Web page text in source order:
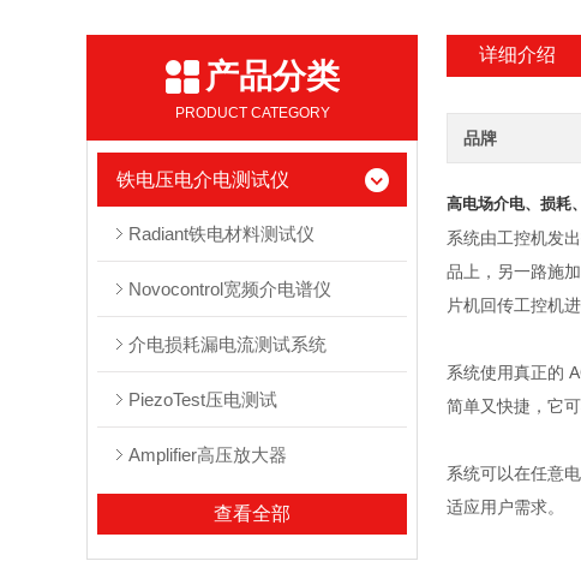
产品分类
PRODUCT CATEGORY
铁电压电介电测试仪
Radiant铁电材料测试仪
Novocontrol宽频介电谱仪
介电损耗漏电流测试系统
PiezoTest压电测试
Amplifier高压放大器
查看全部
详细介绍
品牌
高电场介电、损耗
系统由工控机发
品上，另一路施
片机回传工控机
系统使用真正的
简单又快捷，它
系统可以在任意
适应用户需求。